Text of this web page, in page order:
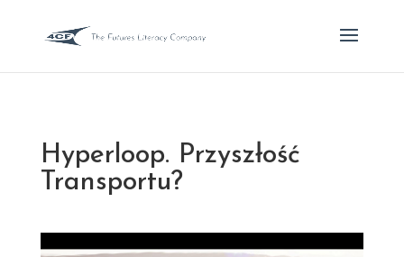
Hyperloop. Przyszłość
Transportu?